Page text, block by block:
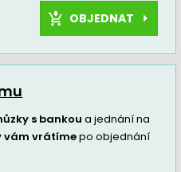
OBJEDNAT
s bankou a jednání na
vám vrátímepo objednání